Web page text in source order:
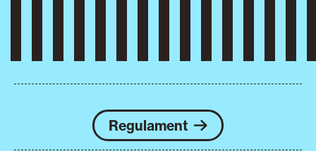
Regulament